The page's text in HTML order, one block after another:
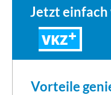
Jetzt
VKZ
Vorteile